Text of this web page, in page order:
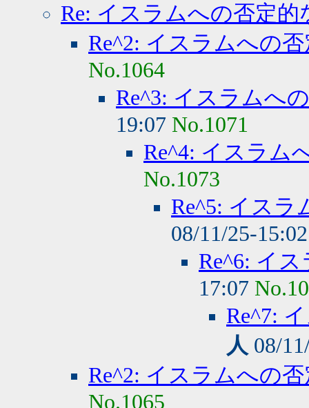
Re: イスラムへの否定的
Re^2: イスラムへの
No.1064
Re^3: イスラムへ
19:07 No.1071
Re^4: イスラム
No.1073
Re^5: イスラ
08/11/25-
Re^6: イ
17:07
Re^7:
人 08/
Re^2: イスラムへの
No.1065